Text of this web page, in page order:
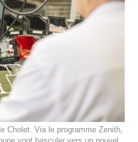
Cholet. Via le programme Zenith,